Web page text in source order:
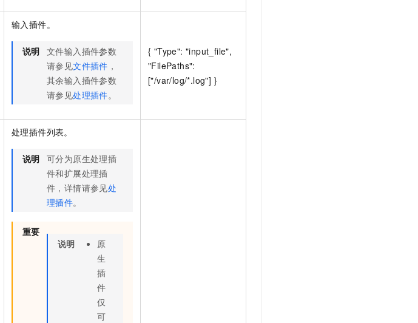
输入插件。
说明 文件输入插件参数
请参见文件插件 ，
其余输入插件参数
请参见处理插件。
{ "Type": "input_file",
"FilePaths":
["/var/log/*.log"] }
处理插件列表。
说明 可分为原生处理插
件和扩展处理插
件，详情请参见处
理插件。
重要
说明
原
生
插
件
仅
可